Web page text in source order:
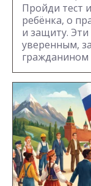
Пройди тест
ребёнка, о
и защиту. Эти
уверенным,
гражданином